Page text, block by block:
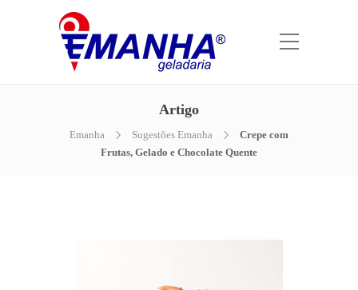
Artigo
Emanha Sugestões Emanha
Crepe com
Frutas, Gelado e Chocolate Quente